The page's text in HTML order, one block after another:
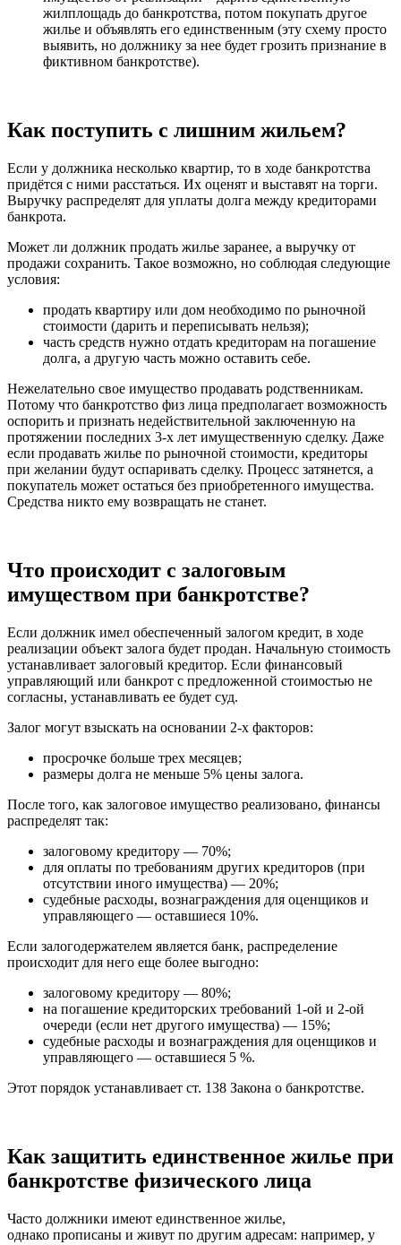
жилплощадь до банкротства, потом покупать другое
жилье и объявлять его единственным (эту схему просто
выявить, но должнику за нее будет грозить признание в
фиктивном банкротстве).
Как поступить с лишним жильем?
Если у должника несколько квартир, то в ходе банкротства
придётся с ними расстаться. Их оценят и выставят на торги.
Выручку распределят для уплаты долга между кредиторами
банкрота.
Может ли должник продать жилье заранее, а выручку от
продажи сохранить. Такое возможно, но соблюдая следующие
условия:
продать квартиру или дом необходимо по рыночной
стоимости (дарить и переписывать нельзя);
часть средств нужно отдать кредиторам на погашение
долга, а другую часть можно оставить себе.
Нежелательно свое имущество продавать родственникам.
Потому что банкротство физ лица предполагает возможность
оспорить и признать недействительной заключенную на
протяжении последних 3-х лет имущественную сделку. Даже
если продавать жилье по рыночной стоимости, кредиторы
при желании будут оспаривать сделку. Процесс затянется, а
покупатель может остаться без приобретенного имущества.
Средства никто ему возвращать не станет.
Что происходит с залоговым
имуществом при банкротстве?
Если должник имел обеспеченный залогом кредит, в ходе
реализации объект залога будет продан. Начальную стоимость
устанавливает залоговый кредитор. Если финансовый
управляющий или банкрот с предложенной стоимостью не
согласны, устанавливать ее будет суд.
Залог могут взыскать на основании 2-х факторов:
просрочке больше трех месяцев;
размеры долга не меньше 5% цены залога.
После того, как залоговое имущество реализовано, финансы
распределят так:
залоговому кредитору — 70%;
для оплаты по требованиям других кредиторов (при
отсутствии иного имущества) — 20%;
судебные расходы, вознаграждения для оценщиков и
управляющего — оставшиеся 10%.
Если залогодержателем является банк, распределение
происходит для него еще более выгодно:
залоговому кредитору — 80%;
на погашение кредиторских требований 1-ой и 2-ой
очереди (если нет другого имущества) — 15%;
судебные расходы и вознаграждения для оценщиков и
управляющего — оставшиеся 5 %.
Этот порядок устанавливает ст. 138 Закона о банкротстве.
Как защитить единственное жилье при
банкротстве физического лица
Часто должники имеют единственное жилье,
однако прописаны и живут по другим адресам: например, у